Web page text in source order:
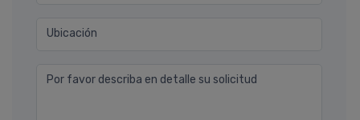
Ubicación
Por favor describa en detalle su solicitud